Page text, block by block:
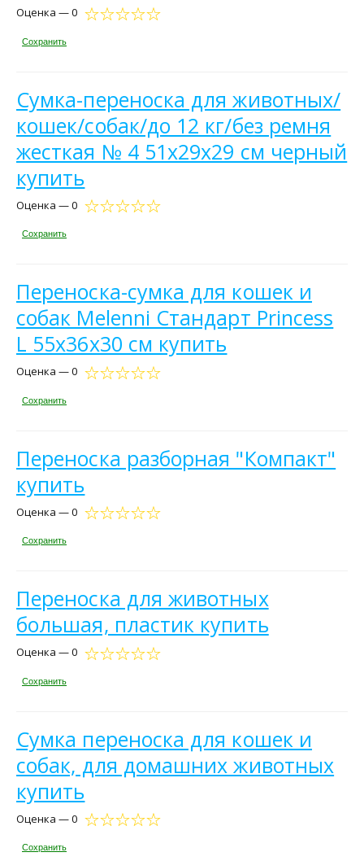
Оценка — 0
Сохранить
Сумка-переноска для животных/
кошек/собак/до 12 кг/без ремня
жесткая № 4 51x29x29 см черный
купить
Оценка — 0
Сохранить
Переноска-сумка для кошек и
собак Melenni Стандарт Princess
L 55х36х30 см купить
Оценка — 0
Сохранить
Переноска разборная "Компакт"
купить
Оценка — 0
Сохранить
Переноска для животных
большая, пластик купить
Оценка — 0
Сохранить
Сумка переноска для кошек и
собак, для домашних животных
купить
Оценка — 0
Сохранить